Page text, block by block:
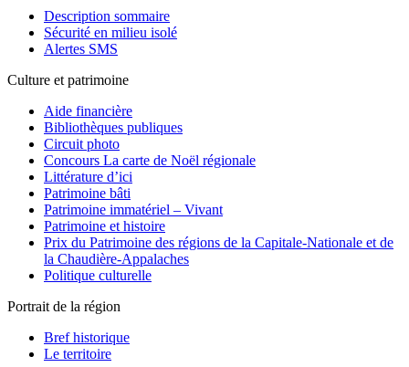
Description sommaire
Sécurité en milieu isolé
Alertes SMS
Culture et patrimoine
Aide financière
Bibliothèques publiques
Circuit photo
Concours La carte de Noël régionale
Littérature d’ici
Patrimoine bâti
Patrimoine immatériel – Vivant
Patrimoine et histoire
Prix du Patrimoine des régions de la Capitale-Nationale et de
la Chaudière-Appalaches
Politique culturelle
Portrait de la région
Bref historique
Le territoire